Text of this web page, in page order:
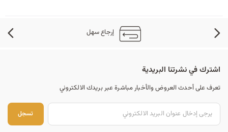
إرجاع سهل
اشترك في نشرتنا البريدية
تعرف على أحدث العروض والأخبار مباشرة عبر بريدك الالكتروني
تسجل